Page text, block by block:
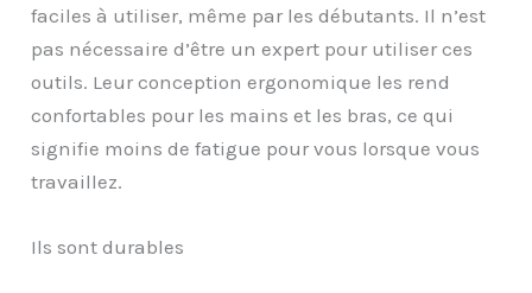
faciles à utiliser, même par les débutants. Il n’est
pas nécessaire d’être un expert pour utiliser ces
outils. Leur conception ergonomique les rend
confortables pour les mains et les bras, ce qui
signifie moins de fatigue pour vous lorsque vous
travaillez.
Ils sont durables